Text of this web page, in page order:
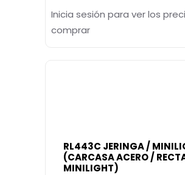
Inicia sesión para ver los
comprar
RL443C JERINGA /
(CARCASA ACERO /
MINILIGHT)